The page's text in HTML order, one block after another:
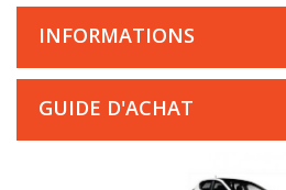
INFORMATIONS
GUIDE D'ACHAT